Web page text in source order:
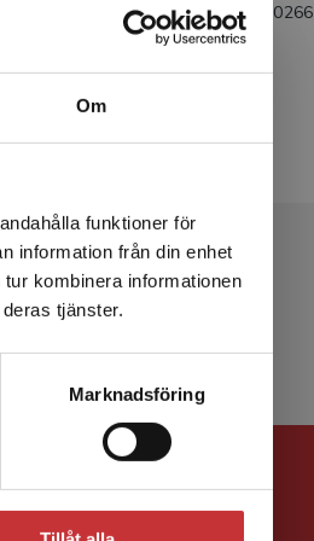
Om
funktioner för
information från din enhet
kombinera informationen
tjänster.
Marknadsföring
9789144020266
1999
Upplaga: